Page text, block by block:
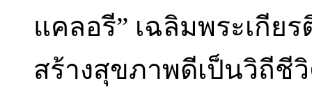
แคลอรี” เฉลิมพระเกีย
สร้างสุขภาพดีเป็นวิถีชี